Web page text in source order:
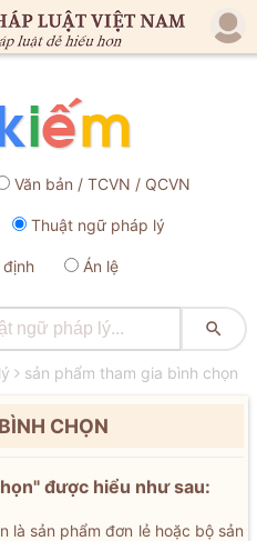
Văn bản / TCVN / QCVN
Thuật ngữ pháp lý
định Án lệ

sản phẩm tham gia bình chọn
CHỌN
được hiểu như sau:
là sản phẩm đơn lẻ hoặc bộ sản